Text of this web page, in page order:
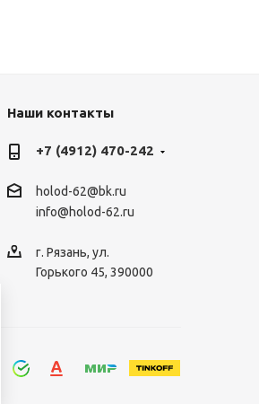
Наши контакты
+7 (4912) 470-242
holod-62@bk.ru
info@holod-62.ru
г. Рязань, ул.
Горького 45, 390000